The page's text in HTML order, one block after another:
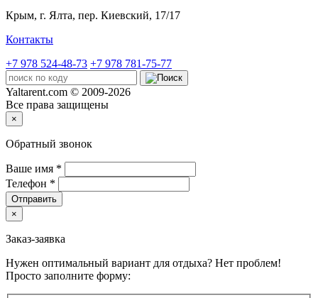
Крым, г. Ялта, пер. Киевский, 17/17
Контакты
+7 978 524-48-73 +7 978 781-75-77
Yaltarent.com © 2009-2026
Все права защищены
×
Обратный звонок
Ваше имя *
Телефон *
Отправить
×
Заказ-заявка
Нужен оптимальный вариант для отдыха? Нет проблем!
Просто заполните форму: